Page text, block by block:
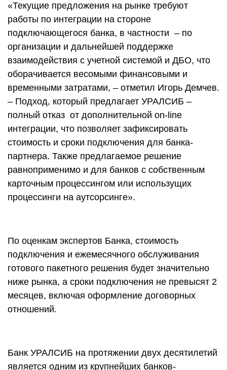
«Текущие предложения на рынке требуют
работы по интеграции на стороне
подключающегося банка, в частности – по
организации и дальнейшей поддержке
взаимодействия с учетной системой и ДБО, что
оборачивается весомыми финансовыми и
временными затратами, – отметил Игорь Демчев.
– Подход, который предлагает УРАЛСИБ –
полный отказ от дополнительной on-line
интеграции, что позволяет зафиксировать
стоимость и сроки подключения для банка-
партнера. Также предлагаемое решение
равноприменимо и для банков с собственным
карточным процессингом или использущих
процессинги на аутсорсинге».
По оценкам экспертов Банка, стоимость
подключения и ежемесячного обслуживания
готового пакетного решения будет значительно
ниже рынка, а сроки подключения не превысят 2
месяцев, включая оформление договорных
отношений.
Банк УРАЛСИБ на протяжении двух десятилетий
является одним из крупнейших банков-